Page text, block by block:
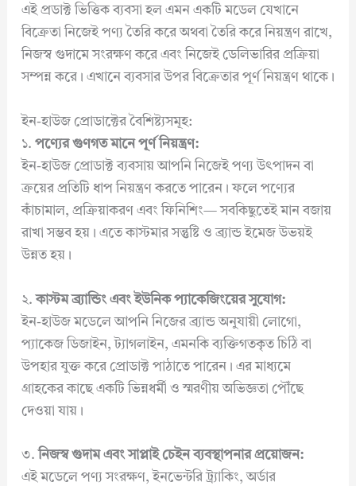
এই প্রডাক্ট ভিত্তিক ব্যবসা হল এমন একটি মডেল যেখানে
বিক্রেতা নিজেই পণ্য তৈরি করে অথবা তৈরি করে নিয়ন্ত্রণ রাখে,
নিজস্ব গুদামে সংরক্ষণ করে এবং নিজেই ডেলিভারির প্রক্রিয়া
সম্পন্ন করে। এখানে ব্যবসার উপর বিক্রেতার পূর্ণ নিয়ন্ত্রণ থাকে।
ইন-হাউজ প্রোডাক্টের বৈশিষ্ট্যসমূহ:
১. পণ্যের গুণগত মানে পূর্ণ নিয়ন্ত্রণ:
ইন-হাউজ প্রোডাক্ট ব্যবসায় আপনি নিজেই পণ্য উৎপাদন বা
ক্রয়ের প্রতিটি ধাপ নিয়ন্ত্রণ করতে পারেন। ফলে পণ্যের
কাঁচামাল, প্রক্রিয়াকরণ এবং ফিনিশিং— সবকিছুতেই মান বজায়
রাখা সম্ভব হয়। এতে কাস্টমার সন্তুষ্টি ও ব্র্যান্ড ইমেজ উভয়ই
উন্নত হয়।
২.কাস্টম ব্র্যান্ডিং এবং ইউনিক প্যাকেজিংয়ের সুযোগ:
ইন-হাউজ মডেলে আপনি নিজের ব্র্যান্ড অনুযায়ী লোগো,
প্যাকেজ ডিজাইন, ট্যাগলাইন, এমনকি ব্যক্তিগতকৃত চিঠি বা
উপহার যুক্ত করে প্রোডাক্ট পাঠাতে পারেন। এর মাধ্যমে
গ্রাহকের কাছে একটি ভিন্নধর্মী ও স্মরণীয় অভিজ্ঞতা পৌঁছে
দেওয়া যায়।
৩.নিজস্ব গুদাম এবং সাপ্লাই চেইন ব্যবস্থাপনার প্রয়োজন:
এই মডেলে পণ্য সংরক্ষণ, ইনভেন্টরি ট্র্যাকিং, অর্ডার